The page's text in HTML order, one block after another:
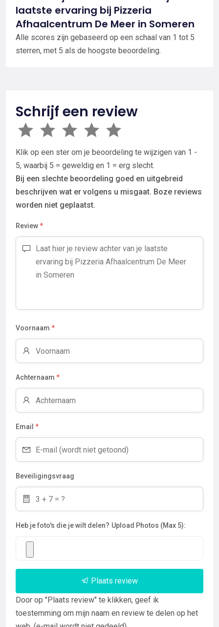
laatste ervaring bij Pizzeria
Afhaalcentrum De Meer in Someren
Alle scores zijn gebaseerd op een schaal van 1 tot 5
sterren, met 5 als de hoogste beoordeling.
Schrijf een review
Klik op een ster om je beoordeling te wijzigen van 1 -
5, waarbij 5 = geweldig en 1 = erg slecht.
Bij een slechte beoordeling goed en uitgebreid
beschrijven wat er volgens u misgaat. Boze reviews
worden niet geplaatst.
Review*
Voornaam *
Achternaam *
Email *
Beveiligingsvraag
Heb je foto's die je wilt delen? Upload Photos (Max 5):
Plaats review
Door op "Plaats review" te klikken, geef ik
toestemming om mijn naam en review te delen op het